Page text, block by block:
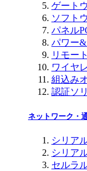
ゲート
ソフト
パネル
パワー
リモー
ワイヤ
組込み
認証ソ
ネットワーク・
シリア
シリア
セルラ